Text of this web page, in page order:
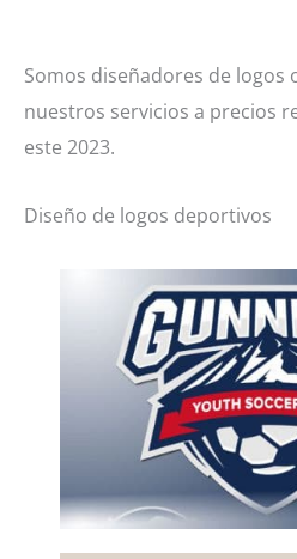
Somos diseñadores de logos
nuestros servicios a precios
este 2023.
Diseño de logos deportivos